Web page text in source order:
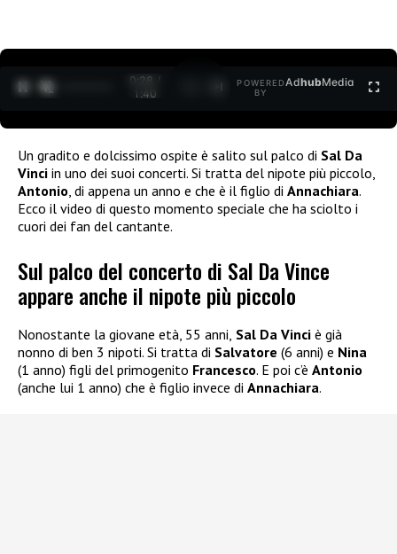
0:29 /
1:40
POWERED
BY
AdhubMedia
Un gradito e dolcissimo ospite è salito sul palco di Sal Da
Vinci in uno dei suoi concerti. Si tratta del nipote più piccolo,
Antonio , di appena un anno e che è il figlio di Annachiara.
Ecco il video di questo momento speciale che ha sciolto i
cuori dei fan del cantante.
Sul palco del concerto di Sal Da Vince
appare anche il nipote più piccolo
Nonostante la giovane età, 55 anni, Sal Da Vinci è già
nonno di ben 3 nipoti. Si tratta di Salvatore (6 anni) e Nina
(1 anno) figli del primogenito Francesco. E poi c’è Antonio
(anche lui 1 anno) che è figlio invece di Annachiara.